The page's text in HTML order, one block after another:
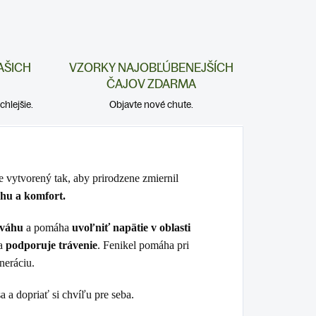
VZORKY NAJOBĽÚBENEJŠÍCH
ČAJOV ZDARMA
Objavte nové chute.
vytvorený tak, aby prirodzene zmiernil
a komfort.
a pomáha uvoľniť napätie v oblasti
podporuje trávenie. Fenikel pomáha pri
a dopriať si chvíľu pre seba.